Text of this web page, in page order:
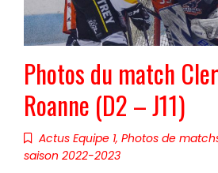
Photos du match
Roanne (D2 – J11)
Actus Equipe 1, Photos de
saison 2022-2023